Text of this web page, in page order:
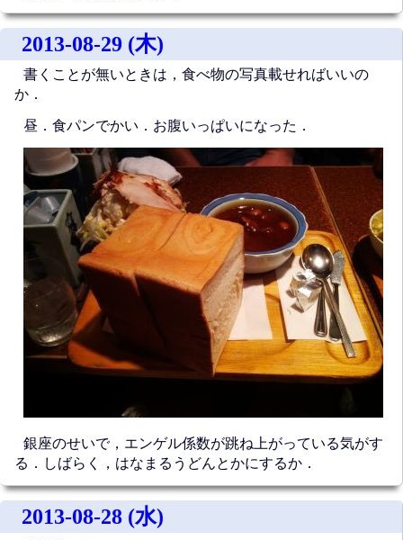
2013-08-29 (木)
書くことが無いときは，食べ物の写真載せればいいの
か．
昼．食パンでかい．お腹いっぱいになった．
銀座のせいで，エンゲル係数が跳ね上がっている気がす
る．しばらく，はなまるうどんとかにするか．
2013-08-28 (水)